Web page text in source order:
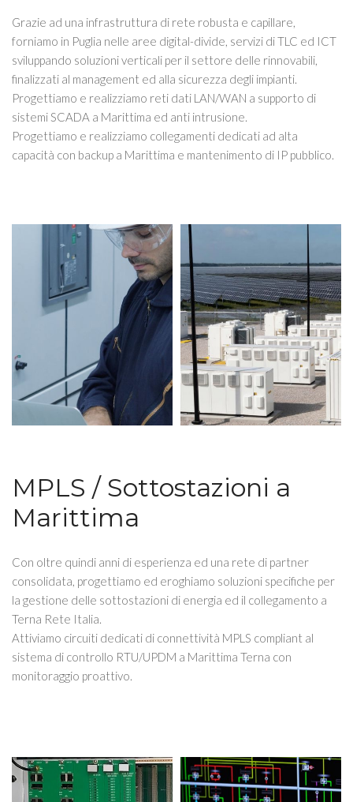
Grazie ad una infrastruttura di rete robusta e capillare,
forniamo in Puglia nelle aree digital-divide, servizi di TLC ed ICT
sviluppando soluzioni verticali per il settore delle rinnovabili,
finalizzati al management ed alla sicurezza degli impianti.
Progettiamo e realizziamo reti dati LAN/WAN a supporto di
sistemi SCADA a Marittima ed anti intrusione.
Progettiamo e realizziamo collegamenti dedicati ad alta
capacità con backup a Marittima e mantenimento di IP pubblico.
MPLS / Sottostazioni a
Marittima
Con oltre quindi anni di esperienza ed una rete di partner
consolidata, progettiamo ed eroghiamo soluzioni specifiche per
la gestione delle sottostazioni di energia ed il collegamento a
Terna Rete Italia.
Attiviamo circuiti dedicati di connettività MPLS compliant al
sistema di controllo RTU/UPDM a Marittima Terna con
monitoraggio proattivo.